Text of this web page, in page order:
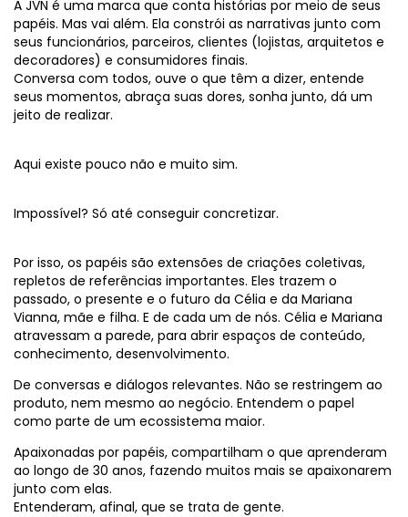
A JVN é uma marca que conta histórias por meio de seus
papéis. Mas vai além. Ela constrói as narrativas junto com
seus funcionários, parceiros, clientes (lojistas, arquitetos e
decoradores) e consumidores finais.
Conversa com todos, ouve o que têm a dizer, entende
seus momentos, abraça suas dores, sonha junto, dá um
jeito de realizar.
Aqui existe pouco não e muito sim.
Impossível? Só até conseguir concretizar.
Por isso, os papéis são extensões de criações coletivas,
repletos de referências importantes. Eles trazem o
passado, o presente e o futuro da Célia e da Mariana
Vianna, mãe e filha. E de cada um de nós. Célia e Mariana
atravessam a parede, para abrir espaços de conteúdo,
conhecimento, desenvolvimento.
De conversas e diálogos relevantes. Não se restringem ao
produto, nem mesmo ao negócio. Entendem o papel
como parte de um ecossistema maior.
Apaixonadas por papéis, compartilham o que aprenderam
ao longo de 30 anos, fazendo muitos mais se apaixonarem
junto com elas.
Entenderam, afinal, que se trata de gente.